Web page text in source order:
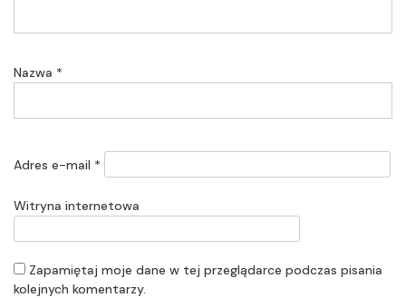
Nazwa *
Adres e-mail *
Witryna internetowa
Zapamiętaj moje dane w tej przeglądarce podczas pisania
kolejnych komentarzy.